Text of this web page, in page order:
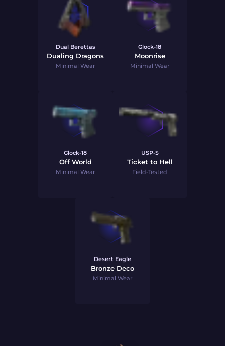
Dual Berettas
Dualing Dragons
Minimal Wear
Glock-18
Moonrise
Minimal Wear
Glock-18
Off World
Minimal Wear
USP-S
Ticket to Hell
Field-Tested
Desert Eagle
Bronze Deco
Minimal Wear